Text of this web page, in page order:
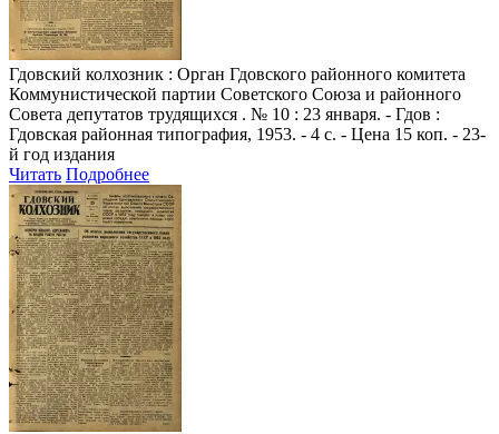
Гдовский колхозник : Орган Гдовского районного комитета
Коммунистической партии Советского Союза и районного
Совета депутатов трудящихся . № 10 : 23 января. - Гдов :
Гдовская районная типография, 1953. - 4 с. - Цена 15 коп. - 23-
й год издания
Читать Подробнее